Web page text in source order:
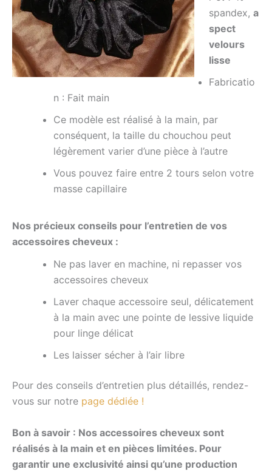
spandex, a
spect
velours
lisse
Fabricatio
n : Fait main
Ce modèle est réalisé à la main, par
conséquent, la taille du chouchou peut
légèrement varier d’une pièce à l’autre
Vous pouvez faire entre 2 tours selon votre
masse capillaire
Nos précieux conseils pour l’entretien de vos
accessoires cheveux :
Ne pas laver en machine, ni repasser vos
accessoires cheveux
Laver chaque accessoire seul, délicatement
à la main avec une pointe de lessive liquide
pour linge délicat
Les laisser sécher à l’air libre
Pour des conseils d’entretien plus détaillés, rendez-
vous sur notre page dédiée !
Bon à savoir : Nos accessoires cheveux sont
réalisés à la main et en pièces limitées. Pour
garantir une exclusivité ainsi qu’une production